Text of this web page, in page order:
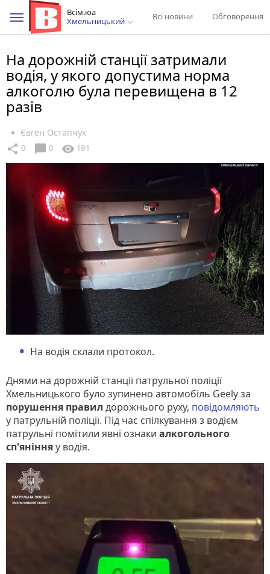
Всім.юа
Хмельницький
Всі новини Обговорення
На дорожній станції затримали
водія, у якого допустима норма
алкоголю була перевищена в 12
разів
Євген Остапчук
share 0 chat_bubble 0 visibility 191
На водія склали протокол.
Днями на дорожній станції патрульної поліції
Хмельницького було зупинено автомобіль Geely за
порушення правил дорожнього руху, повідомляють
у патрульній поліції. Під час спілкування з водієм
патрульні помітили явні ознаки алкогольного
сп'янінняу водія.